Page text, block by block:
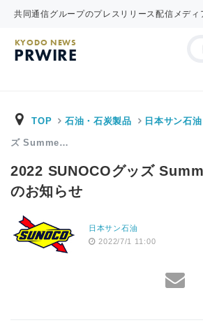
共同通信グループのプレスリリース配信メディ
KYODO NEWS
PRWIRE
TOP 石油・石炭製品 日本サン石油
ズ Summe…
2022 SUNOCOグッズ
のお知らせ
日本サン石油
2022/7/1 11:00